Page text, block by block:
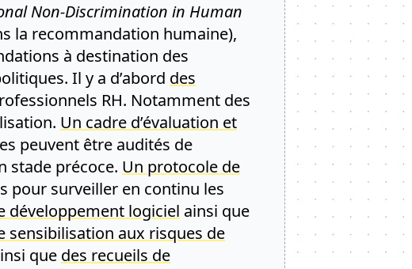
Non-Discrimination in Human
la recommandation humaine),
à destination des
Il y a d’abord des
RH. Notamment des
Un cadre d’évaluation et
peuvent être audités de
stade précoce. Un protocole de
pour surveiller en continu les
développement logiciel ainsi que
aux risques de
que des recueils de